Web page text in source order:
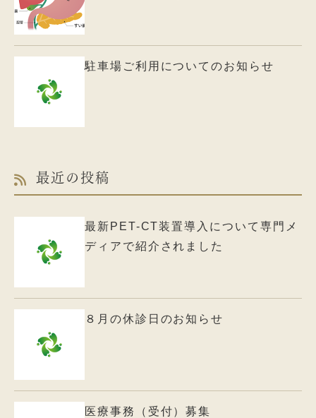
駐車場ご利用についてのお知らせ
最近の投稿
最新PET-CT装置導入について専門メ
ディアで紹介されました
８月の休診日のお知らせ
医療事務（受付）募集